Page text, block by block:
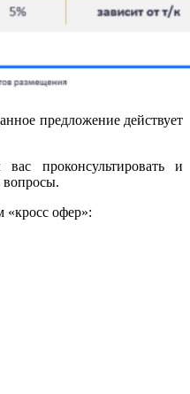
предложение действует
проконсультировать и
вопросы.
офер»: